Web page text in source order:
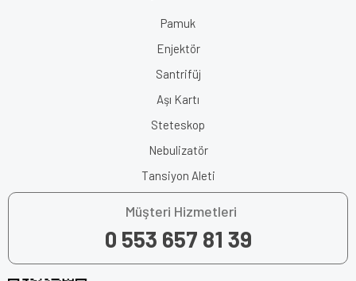
Pamuk
Enjektör
Santrifüj
Aşı Kartı
Steteskop
Nebulizatör
Tansiyon Aleti
Müşteri Hizmetleri
0 553 657 81 39